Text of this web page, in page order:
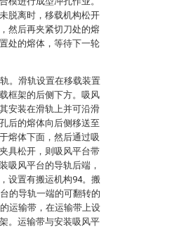
脱离时，移载机构松开
然后再夹紧切刀处的熔
处的熔体，等待下一轮
。滑轨设置在移载装置
框架的后侧下方。吸风
安装在滑轨上并可沿滑
后的熔体向后侧移送至
熔体下面，然后通过吸
具松开，则吸风平台带
吸风平台的导轨后端，
设置有搬运机构94。搬
的导轨一端的可翻转的
运输带，在运输带上设
。运输带与安装吸风平